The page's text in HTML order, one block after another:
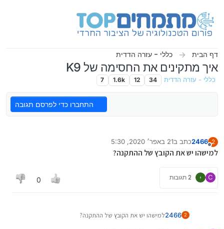
דף הבית כללי - עזרה הדדית
איך מתקינים את החסימה של K9
כללי - עזרה הדדית 34
12
1.6k
7
התחברו כדי לפרסם תגובה
2
2466כתב ב21 באפר׳ 2020, 5:30
נערך לאחרונה על ידי
למישהו יש את הקובץ של ההתקנה?
C 2 תגובות 0
2
2466למישהו יש את הקובץ של ההתקנה?